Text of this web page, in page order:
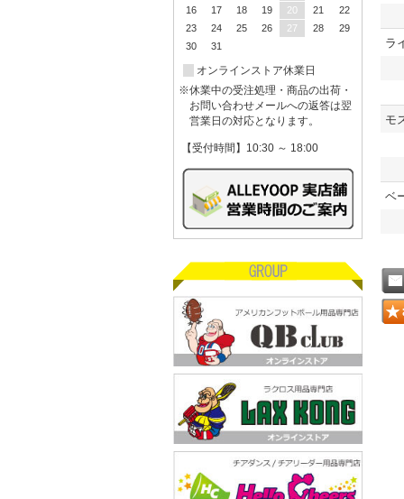
16
17 18 19 20 21
22
23
24 25 26 27 28
29
30
31
オンラインストア休業日
※休業中の受注処理・商品の出荷・
お問い合わせメールへの返答は翌
営業日の対応となります。
【受付時間】10:30 ～ 18:00
ラ
モ
ベ